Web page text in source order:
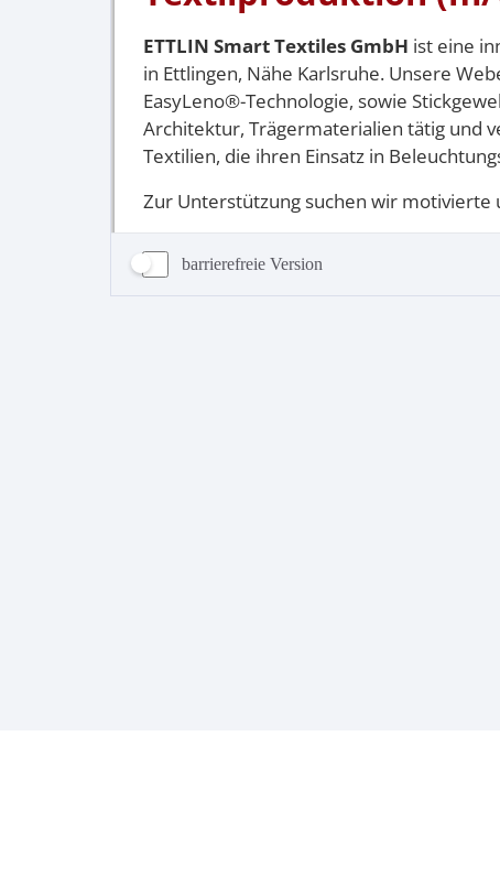
barrierefreie Version